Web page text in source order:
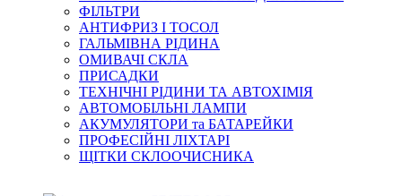
ФІЛЬТРИ
АНТИФРИЗ І ТОСОЛ
ГАЛЬМІВНА РІДИНА
ОМИВАЧІ СКЛА
ПРИСАДКИ
ТЕХНІЧНІ РІДИНИ ТА АВТОХІМІЯ
АВТОМОБІЛЬНІ ЛАМПИ
АКУМУЛЯТОРИ та БАТАРЕЙКИ
ПРОФЕСІЙНІ ЛІХТАРІ
ЩІТКИ СКЛООЧИСНИКА